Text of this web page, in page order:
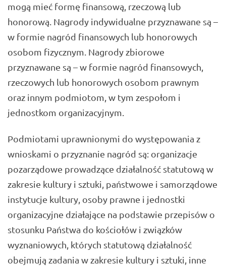
mogą mieć formę finansową, rzeczową lub
honorową. Nagrody indywidualne przyznawane są –
w formie nagród finansowych lub honorowych
osobom fizycznym. Nagrody zbiorowe
przyznawane są – w formie nagród finansowych,
rzeczowych lub honorowych osobom prawnym
oraz innym podmiotom, w tym zespołom i
jednostkom organizacyjnym.
Podmiotami uprawnionymi do występowania z
wnioskami o przyznanie nagród są: organizacje
pozarządowe prowadzące działalność statutową w
zakresie kultury i sztuki, państwowe i samorządowe
instytucje kultury, osoby prawne i jednostki
organizacyjne działające na podstawie przepisów o
stosunku Państwa do kościołów i związków
wyznaniowych, których statutową działalność
obejmują zadania w zakresie kultury i sztuki, inne